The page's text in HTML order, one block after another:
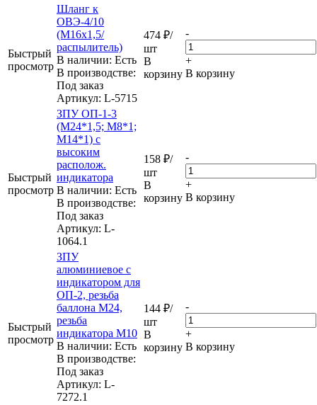
Быстрый
просмотр
Шланг к
ОВЭ-4/10
(М16х1,5/
распылитель)
В наличии: Eсть
В производстве:
Под заказ
Артикул: L-5715
474 ₽/
шт
В
корзину
-
+
В корзину
Быстрый
просмотр
ЗПУ ОП-1-3
(М24*1,5; М8*1;
М14*1) с
высоким
располож.
индикатора
В наличии: Eсть
В производстве:
Под заказ
Артикул: L-
1064.1
158 ₽/
шт
В
корзину
-
+
В корзину
Быстрый
просмотр
ЗПУ
алюминиевое с
индикатором для
ОП-2, резьба
баллона М24,
резьба
индикатора М10
В наличии: Eсть
В производстве:
Под заказ
Артикул: L-
7272.1
144 ₽/
шт
В
корзину
-
+
В корзину